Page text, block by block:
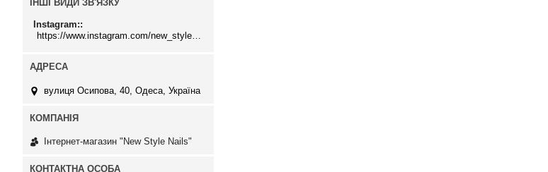
ІНШІ ВИДИ ЗВ'ЯЗКУ
Instagram:
https://www.instagram.com/new_stylenails_/
вулиця Осипова, 40, Одеса, Україна
Інтернет-магазин "New Style Nails"